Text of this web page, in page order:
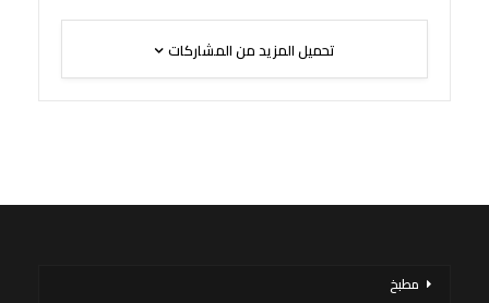
تحميل المزيد من المشاركات
مطبخ